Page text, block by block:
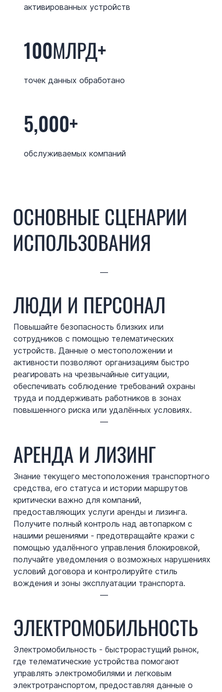
активированных устройств
100МЛРД+
точек данных обработано
5,000+
обслуживаемых компаний
ОСНОВНЫЕ СЦЕНАРИИ
ИСПОЛЬЗОВАНИЯ
—
ЛЮДИ И ПЕРСОНАЛ
Повышайте безопасность близких или
сотрудников с помощью телематических
устройств. Данные о местоположении и
активности позволяют организациям быстро
реагировать на чрезвычайные ситуации,
обеспечивать соблюдение требований охраны
труда и поддерживать работников в зонах
повышенного риска или удалённых условиях.
—
АРЕНДА И ЛИЗИНГ
Знание текущего местоположения транспортного
средства, его статуса и истории маршрутов
критически важно для компаний,
предоставляющих услуги аренды и лизинга.
Получите полный контроль над автопарком с
нашими решениями - предотвращайте кражи с
помощью удалённого управления блокировкой,
получайте уведомления о возможных нарушениях
условий договора и контролируйте стиль
вождения и зоны эксплуатации транспорта.
—
ЭЛЕКТРОМОБИЛЬНОСТЬ
Электромобильность - быстрорастущий рынок,
где телематические устройства помогают
управлять электромобилями и легковым
электротранспортом, предоставляя данные о